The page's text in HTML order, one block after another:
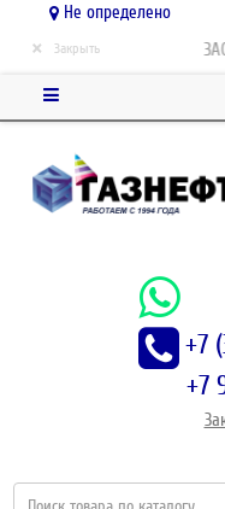
Не определено
ЗАО
× Закрыть
+7
+7